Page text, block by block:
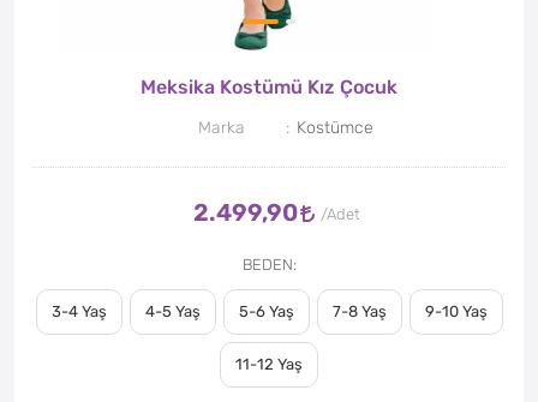
Meksika Kostümü Kız Çocuk
Marka Kostümce
2.499,90
BEDEN
3-4 Yaş 4-5 Yaş 5-6 Yaş 7-8 Yaş 9-10 Yaş
11-12 Yaş